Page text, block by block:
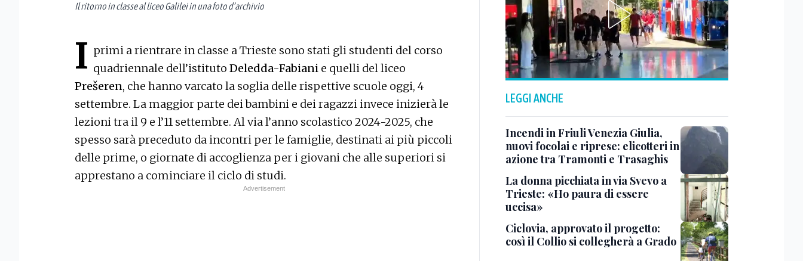
Il ritorno in classe al liceo Galilei in una foto d’archivio
I primi a rientrare in classe a Trieste sono stati gli studenti del corso
quadriennale dell’istituto Deledda-Fabiani e quelli del liceo
Prešeren, che hanno varcato la soglia delle rispettive scuole oggi, 4
settembre. La maggior parte dei bambini e dei ragazzi invece inizierà le
lezioni tra il 9 e l’11 settembre. Al via l’anno scolastico 2024-2025, che
spesso sarà preceduto da incontri per le famiglie, destinati ai più piccoli
delle prime, o giornate di accoglienza per i giovani che alle superiori si
apprestano a cominciare il ciclo di studi.
LEGGI ANCHE
Incendi in Friuli Venezia Giulia,
nuovi focolai e riprese: elicotteri in
azione tra Tramonti e Trasaghis
La donna picchiata in via Svevo a
Trieste: «Ho paura di essere
uccisa»
Ciclovia, approvato il progetto:
così il Collio si collegherà a Grado